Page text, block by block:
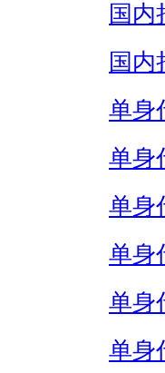
国内
国内
单身
单身
单身
单身
单身
单身